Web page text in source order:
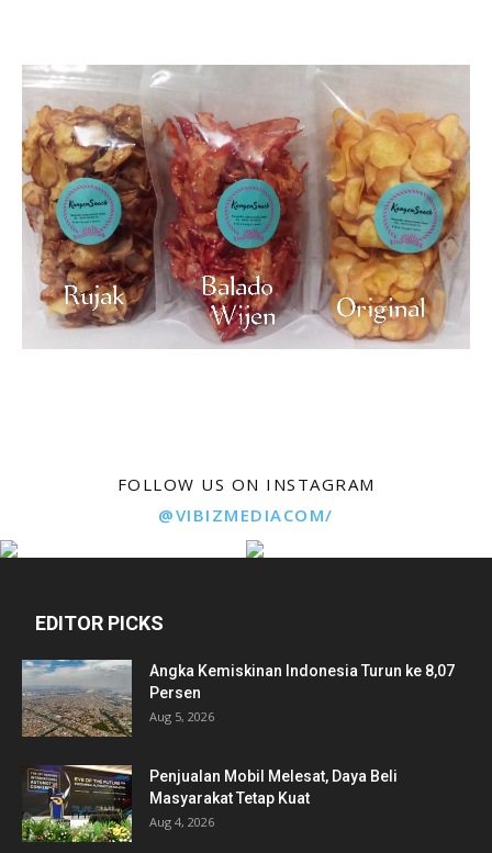
FOLLOW US ON INSTAGRAM
@VIBIZMEDIACOM/
EDITOR PICKS
Angka Kemiskinan Indonesia Turun ke 8,07
Persen
Aug 5, 2026
Penjualan Mobil Melesat, Daya Beli
Masyarakat Tetap Kuat
Aug 4, 2026